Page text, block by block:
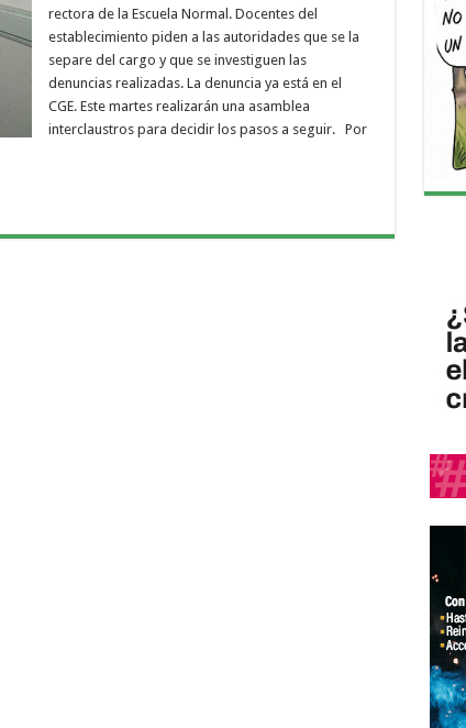
rectora de la Escuela Normal. Docentes del
establecimiento piden a las autoridades que se la
separe del cargo y que se investiguen las
denuncias realizadas. La denuncia ya está en el
CGE. Este martes realizarán una asamblea
interclaustros para decidir los pasos a seguir. Por